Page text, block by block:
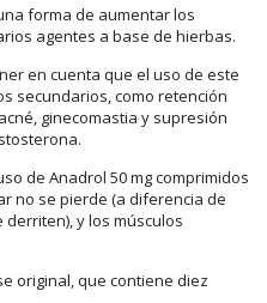
forma de aumentar los
agentes a base de hierbas.
en cuenta que el uso de este
secundarios, como retención
ginecomastia y supresión
de Anadrol 50 mg comprimidos
no se pierde (a diferencia de
y los músculos
original, que contiene diez